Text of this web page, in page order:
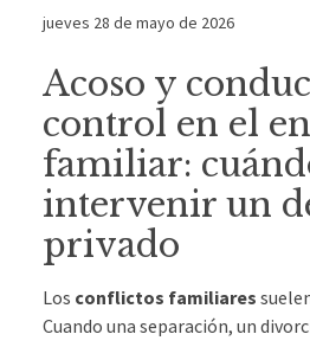
jueves 28 de mayo de 2026
Acoso y
control en el
familiar:
intervenir un
privado
Los conflictos familiares
Cuando una separación, un